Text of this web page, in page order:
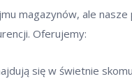
magazynów, ale
Oferujemy:
się w świetnie